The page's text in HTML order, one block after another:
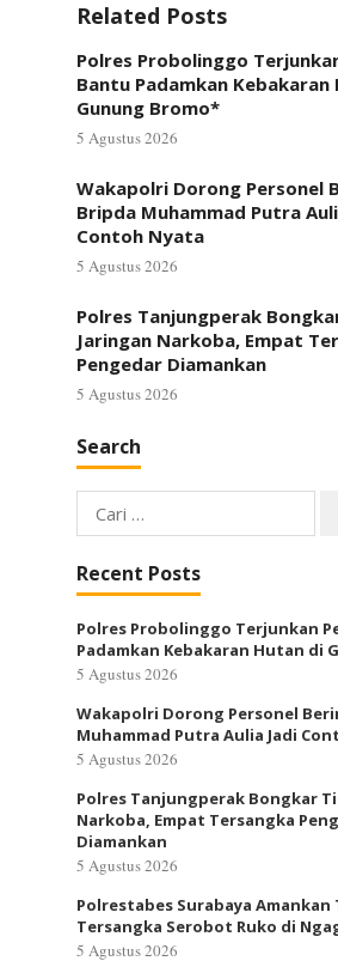
Related Posts
Polres Probolinggo
Bantu Padamkan Kebakaran
Gunung Bromo*
5 Agustus 2026
Wakapolri Dorong Personel
Bripda Muhammad Putra
Contoh Nyata
5 Agustus 2026
Polres Tanjungperak
Jaringan Narkoba, Empat
Pengedar Diamankan
5 Agustus 2026
Search
Cari
untuk:
Recent Posts
Polres Probolinggo Terjunkan
Padamkan Kebakaran Hutan di
5 Agustus 2026
Wakapolri Dorong Personel
Muhammad Putra Aulia Jadi
5 Agustus 2026
Polres Tanjungperak Bongkar
Narkoba, Empat Tersangka
Diamankan
5 Agustus 2026
Polrestabes Surabaya Amankan
Tersangka Serobot Ruko di
5 Agustus 2026